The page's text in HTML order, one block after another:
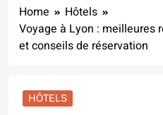
Home
Hôtels
Voyage à Lyon : meilleures
et conseils de réservation
HÔTELS